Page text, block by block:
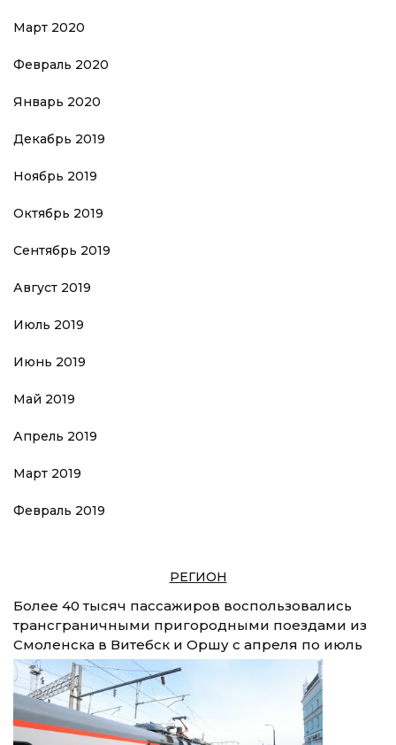
Март 2020
Февраль 2020
Январь 2020
Декабрь 2019
Ноябрь 2019
Октябрь 2019
Сентябрь 2019
Август 2019
Июль 2019
Июнь 2019
Май 2019
Апрель 2019
Март 2019
Февраль 2019
РЕГИОН
Более 40 тысяч пассажиров воспользовались
трансграничными пригородными поездами из
Смоленска в Витебск и Оршу с апреля по июль